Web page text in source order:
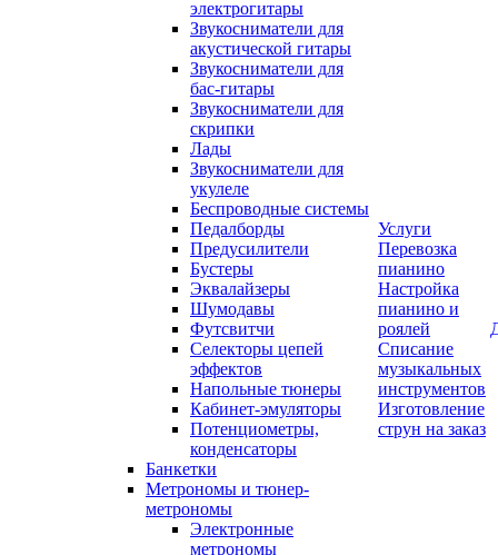
электрогитары
Звукосниматели для
акустической гитары
Звукосниматели для
бас-гитары
Звукосниматели для
скрипки
Лады
Звукосниматели для
укулеле
Беспроводные системы
Педалборды
Предусилители
Бустеры
Эквалайзеры
Шумодавы
Футсвитчи
Селекторы цепей
эффектов
Напольные тюнеры
Кабинет-эмуляторы
Потенциометры,
конденсаторы
Банкетки
Метрономы и тюнер-
метрономы
Электронные
метрономы
Услуги
Перевозка
пианино
Настройка
пианино и
роялей
Списание
музыкальных
инструментов
Изготовление
струн на заказ